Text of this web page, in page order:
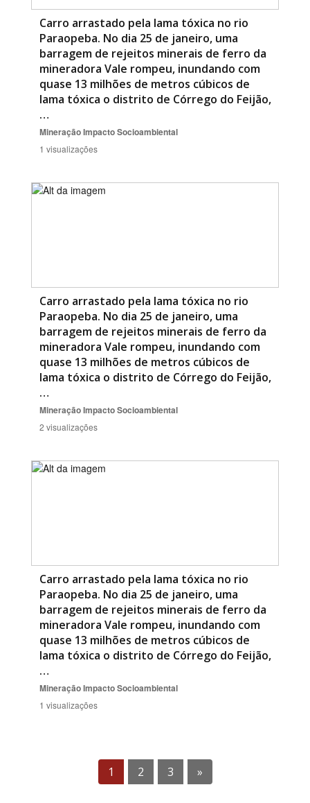
Carro arrastado pela lama tóxica no rio
Paraopeba. No dia 25 de janeiro, uma
barragem de rejeitos minerais de ferro da
mineradora Vale rompeu, inundando com
quase 13 milhões de metros cúbicos de
lama tóxica o distrito de Córrego do Feijão,
…
MineraçãoImpacto Socioambiental
1 visualizações
Carro arrastado pela lama tóxica no rio
Paraopeba. No dia 25 de janeiro, uma
barragem de rejeitos minerais de ferro da
mineradora Vale rompeu, inundando com
quase 13 milhões de metros cúbicos de
lama tóxica o distrito de Córrego do Feijão,
…
MineraçãoImpacto Socioambiental
2 visualizações
Carro arrastado pela lama tóxica no rio
Paraopeba. No dia 25 de janeiro, uma
barragem de rejeitos minerais de ferro da
mineradora Vale rompeu, inundando com
quase 13 milhões de metros cúbicos de
lama tóxica o distrito de Córrego do Feijão,
…
MineraçãoImpacto Socioambiental
1 visualizações
1 2 3 »